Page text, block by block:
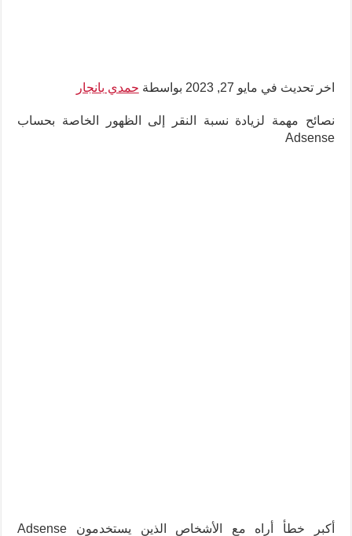
اخر تحديث في مايو 27, 2023 بواسطة حمدي بانجار
نصائح مهمة لزيادة نسبة النقر إلى الظهور الخاصة بحساب
Adsense
أكبر خطأ أراه مع الأشخاص الذين يستخدمون Adsense